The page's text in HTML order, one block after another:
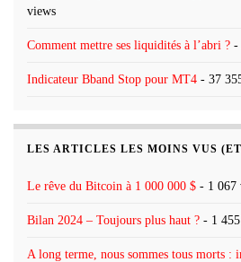
views
Comment mettre ses liquidités à l’abri ? -
Indicateur Bband Stop pour MT4 - 37
LES ARTICLES LES MOINS VUS
Le rêve du Bitcoin à 1 000 000 $ - 1 067
Bilan 2024 – Toujours plus haut ? - 1
A long terme, nous sommes tous morts :